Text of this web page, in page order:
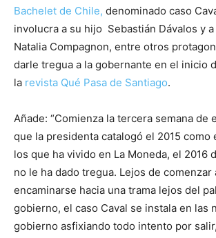
Bachelet de Chile, denominado caso
involucra a su hijo Sebastián Dávalos y
Natalia Compagnon, entre otros
darle tregua a la gobernante en el inicio
la revista Qué Pasa de Santiago.
Añade: “Comienza la tercera semana de
que la presidenta catalogó el 2015 como
los que ha vivido en La Moneda, el 2016
no le ha dado tregua. Lejos de comenzar
encaminarse hacia una trama lejos del
gobierno, el caso Caval se instala en las
gobierno asfixiando todo intento por